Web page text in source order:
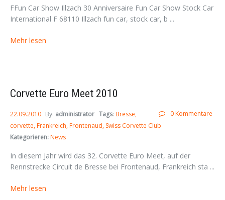
FFun Car Show Illzach 30 Anniversaire Fun Car Show Stock Car
International F 68110 Illzach fun car, stock car, b ...
Mehr lesen
Corvette Euro Meet 2010
0 Kommentare
22.09.2010 By: administrator Tags: Bresse
corvette Frankreich Frontenaud Swiss Corvette Club
Kategorieren:News
In diesem Jahr wird das 32. Corvette Euro Meet, auf der
Rennstrecke Circuit de Bresse bei Frontenaud, Frankreich sta ...
Mehr lesen